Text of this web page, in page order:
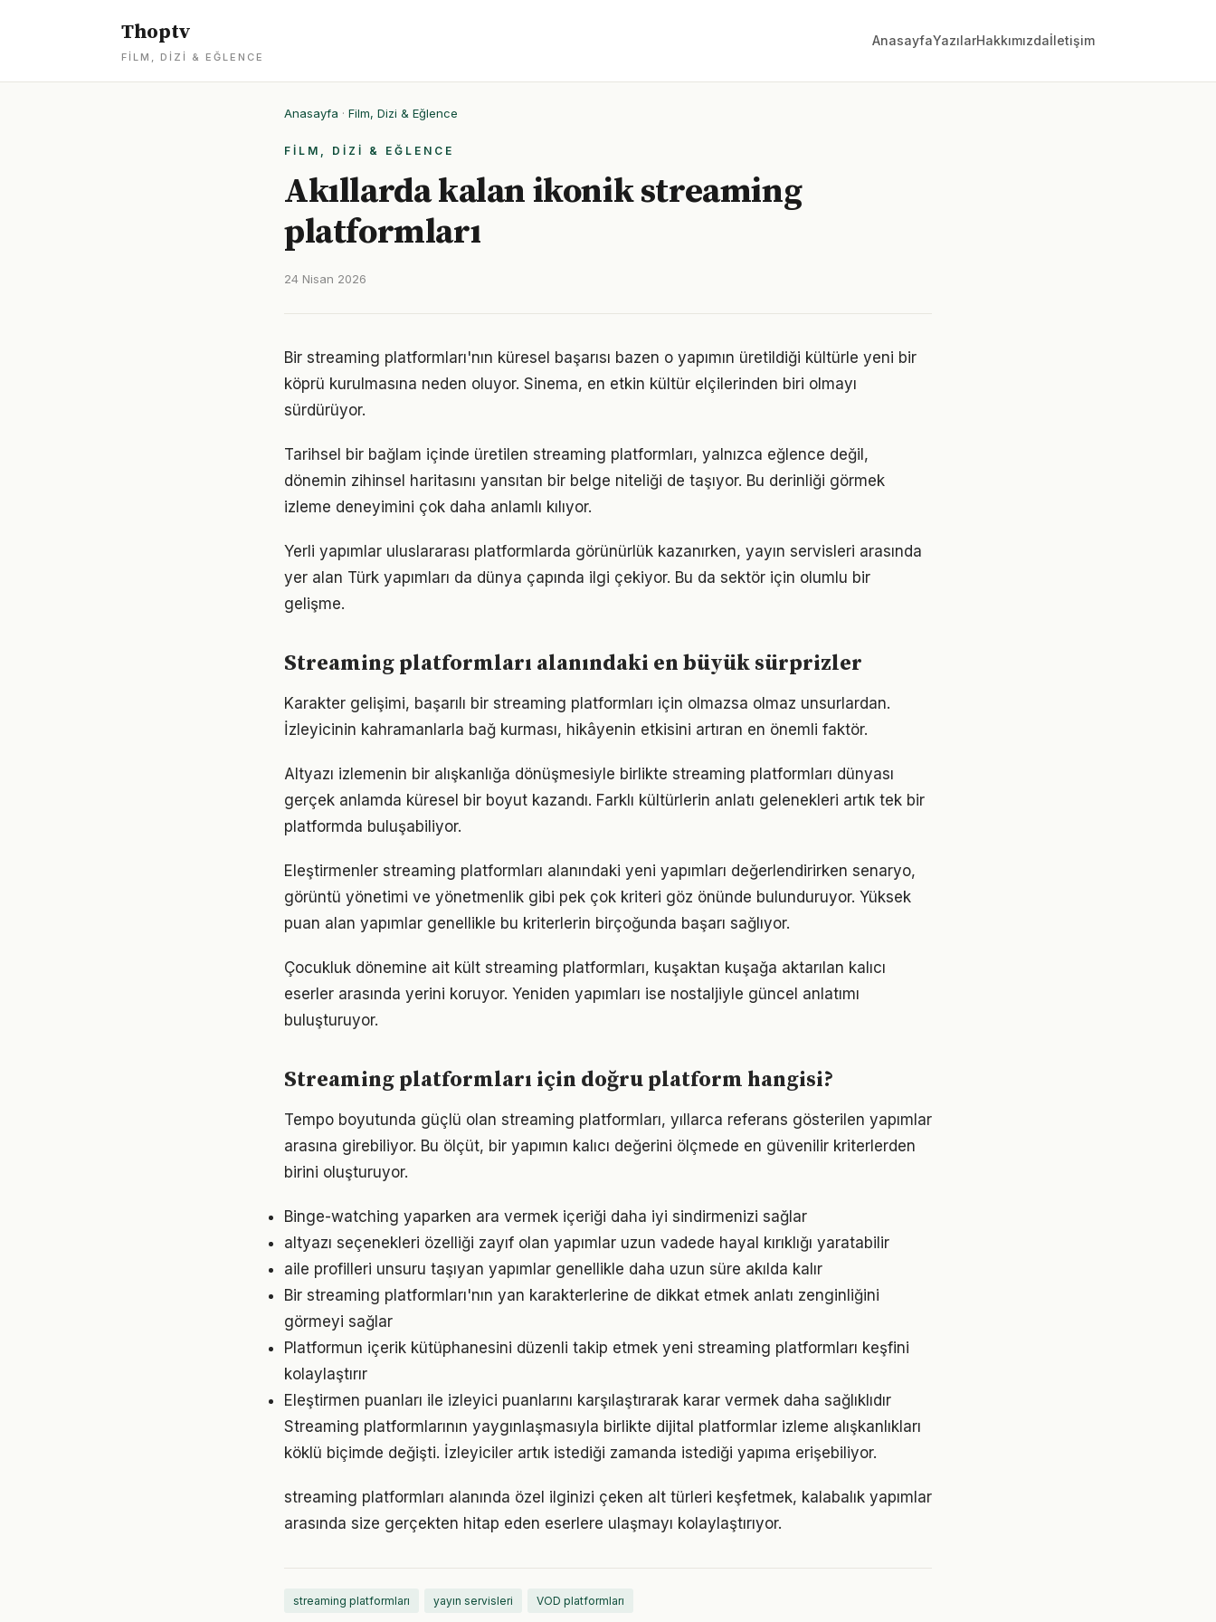
Thoptv
FILM, DIZI & EĞLENCE
AnasayfaYazılarHakkımızdaİletişim
Anasayfa · Film, Dizi & Eğlence
FILM, DIZI & EĞLENCE
Akıllarda kalan ikonik streaming
platformları
24 Nisan 2026
Bir streaming platformları'nın küresel başarısı bazen o yapımın üretildiği kültürle yeni bir
köprü kurulmasına neden oluyor. Sinema, en etkin kültür elçilerinden biri olmayı
sürdürüyor.
Tarihsel bir bağlam içinde üretilen streaming platformları, yalnızca eğlence değil,
dönemin zihinsel haritasını yansıtan bir belge niteliği de taşıyor. Bu derinliği görmek
izleme deneyimini çok daha anlamlı kılıyor.
Yerli yapımlar uluslararası platformlarda görünürlük kazanırken, yayın servisleri arasında
yer alan Türk yapımları da dünya çapında ilgi çekiyor. Bu da sektör için olumlu bir
gelişme.
Streaming platformları alanındaki en büyük sürprizler
Karakter gelişimi, başarılı bir streaming platformları için olmazsa olmaz unsurlardan.
İzleyicinin kahramanlarla bağ kurması, hikâyenin etkisini artıran en önemli faktör.
Altyazı izlemenin bir alışkanlığa dönüşmesiyle birlikte streaming platformları dünyası
gerçek anlamda küresel bir boyut kazandı. Farklı kültürlerin anlatı gelenekleri artık tek bir
platformda buluşabiliyor.
Eleştirmenler streaming platformları alanındaki yeni yapımları değerlendirirken senaryo,
görüntü yönetimi ve yönetmenlik gibi pek çok kriteri göz önünde bulunduruyor. Yüksek
puan alan yapımlar genellikle bu kriterlerin birçoğunda başarı sağlıyor.
Çocukluk dönemine ait kült streaming platformları, kuşaktan kuşağa aktarılan kalıcı
eserler arasında yerini koruyor. Yeniden yapımları ise nostaljiyle güncel anlatımı
buluşturuyor.
Streaming platformları için doğru platform hangisi?
Tempo boyutunda güçlü olan streaming platformları, yıllarca referans gösterilen yapımlar
arasına girebiliyor. Bu ölçüt, bir yapımın kalıcı değerini ölçmede en güvenilir kriterlerden
birini oluşturuyor.
Binge-watching yaparken ara vermek içeriği daha iyi sindirmenizi sağlar
altyazı seçenekleri özelliği zayıf olan yapımlar uzun vadede hayal kırıklığı yaratabilir
aile profilleri unsuru taşıyan yapımlar genellikle daha uzun süre akılda kalır
Bir streaming platformları'nın yan karakterlerine de dikkat etmek anlatı zenginliğini
görmeyi sağlar
Platformun içerik kütüphanesini düzenli takip etmek yeni streaming platformları keşfini
kolaylaştırır
Eleştirmen puanları ile izleyici puanlarını karşılaştırarak karar vermek daha sağlıklıdır
Streaming platformlarının yaygınlaşmasıyla birlikte dijital platformlar izleme alışkanlıkları
köklü biçimde değişti. İzleyiciler artık istediği zamanda istediği yapıma erişebiliyor.
streaming platformları alanında özel ilginizi çeken alt türleri keşfetmek, kalabalık yapımlar
arasında size gerçekten hitap eden eserlere ulaşmayı kolaylaştırıyor.
streaming platformları yayın servisleri VOD platformları